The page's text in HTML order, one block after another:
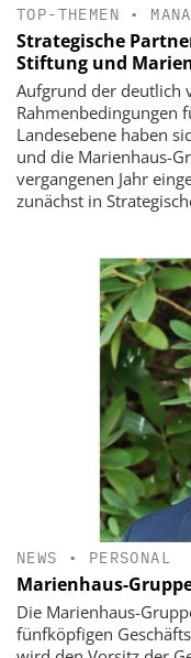
TOP-THEMEN •
Strategische
Stiftung und
Aufgrund der deutlich
Rahmenbedingungen
Landesebene haben
und die Marienhaus-
vergangenen Jahr
zunächst in
NEWS • PERSONAL
Marienhaus-
Die Marienhaus-
fünfköpfigen